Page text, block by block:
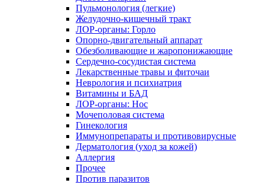
Пульмонология (легкие)
Желудочно-кишечный тракт
ЛОР-органы: Горло
Опорно-двигательный аппарат
Обезболивающие и жаропонижающие
Сердечно-сосудистая система
Лекарственные травы и фиточаи
Неврология и психиатрия
Витамины и БАД
ЛОР-органы: Нос
Мочеполовая система
Гинекология
Иммунопрепараты и противовирусные
Дерматология (уход за кожей)
Аллергия
Прочее
Против паразитов